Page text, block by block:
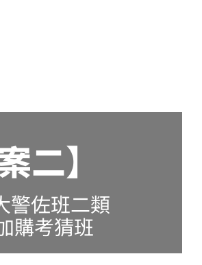
二】
警佐班二類
購考猜班